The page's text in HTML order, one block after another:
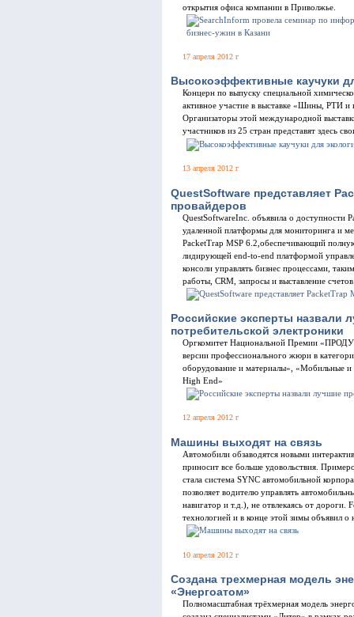
открытия офиса компании в Приволжье.
17 апреля 2012 г
Высокоэффективные каучуки
Концерн по выпуску специальной
активное участие в выставке «Шины, РТИ
Организаторы этой международной
участников из 25 стран представят здесь
13 апреля 2012 г
QuestSoftware представляет
провайдеров
QuestSoftwareInc. объявила о доступности
удаленной платформы для мониторинга и
PacketTrap MSP 6.2,обеспечивающий
лидирующей end-to-end платформой
консоли управлять бизнес процессами,
работы, CRM, запросы и выставление
Российские эксперты назвали
потребительской электроники
Оргкомитет Национальной Премии
версии профессионального жюри в
оборудование и материалы», «Мобильные и
High End»
12 апреля 2012 г
Машины выходят на связь
Автомобили обзаводятся новыми
приносит все больше удовольствия.
стала система SYNC автомобильной
позволяет водителю управлять
навигатор и т.д.), не отвлекаясь от
технологией и в конце этой зимы объявил
10 апреля 2012 г
Создана трехмерная модель
«Энергоатом»
Полномасштабная трёхмерная модель